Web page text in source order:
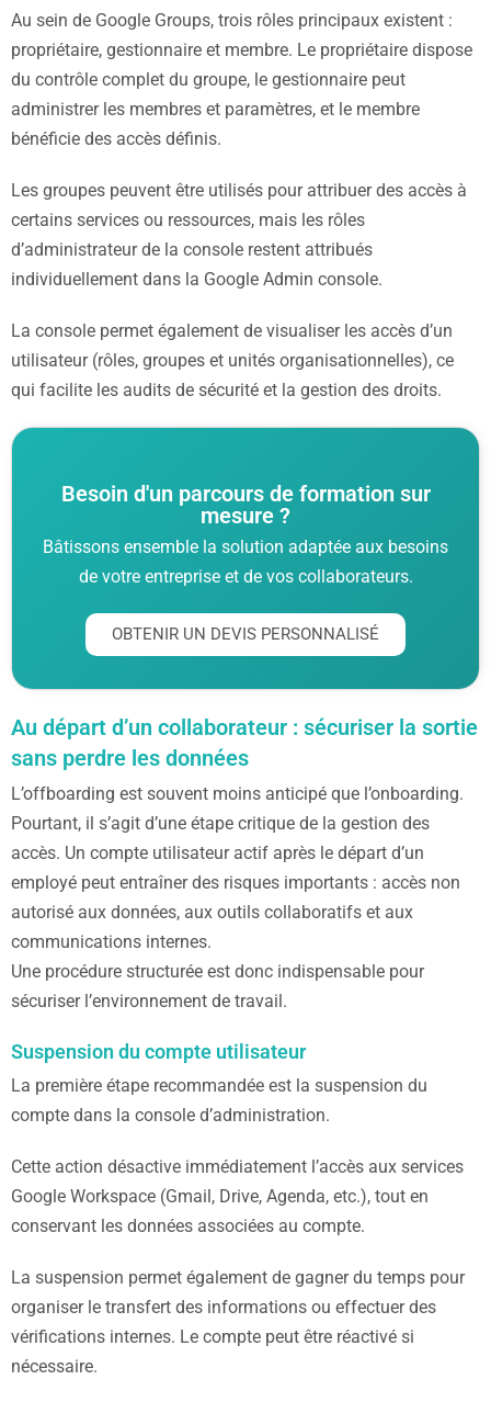
Au sein de Google Groups, trois rôles principaux existent :
propriétaire, gestionnaire et membre. Le propriétaire dispose
du contrôle complet du groupe, le gestionnaire peut
administrer les membres et paramètres, et le membre
bénéficie des accès définis.
Les groupes peuvent être utilisés pour attribuer des accès à
certains services ou ressources, mais les rôles
d’administrateur de la console restent attribués
individuellement dans la Google Admin console.
La console permet également de visualiser les accès d’un
utilisateur (rôles, groupes et unités organisationnelles), ce
qui facilite les audits de sécurité et la gestion des droits.
Besoin d'un parcours de formation sur
mesure ?
Bâtissons ensemble la solution adaptée aux besoins
de votre entreprise et de vos collaborateurs.
OBTENIR UN DEVIS PERSONNALISÉ
Au départ d’un collaborateur : sécuriser la sortie
sans perdre les données
L’offboarding est souvent moins anticipé que l’onboarding.
Pourtant, il s’agit d’une étape critique de la gestion des
accès. Un compte utilisateur actif après le départ d’un
employé peut entraîner des risques importants : accès non
autorisé aux données, aux outils collaboratifs et aux
communications internes.
Une procédure structurée est donc indispensable pour
sécuriser l’environnement de travail.
Suspension du compte utilisateur
La première étape recommandée est la suspension du
compte dans la console d’administration.
Cette action désactive immédiatement l’accès aux services
Google Workspace (Gmail, Drive, Agenda, etc.), tout en
conservant les données associées au compte.
La suspension permet également de gagner du temps pour
organiser le transfert des informations ou effectuer des
vérifications internes. Le compte peut être réactivé si
nécessaire.